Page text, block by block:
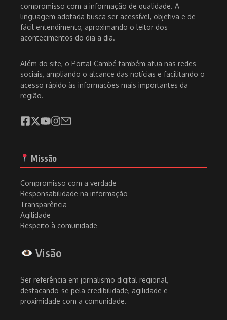
compromisso com a informação de qualidade. A
linguagem adotada busca ser acessível, objetiva e de
fácil entendimento, aproximando o leitor dos
acontecimentos do dia a dia.
Além do site, o Portal Cambé também atua nas redes
sociais, ampliando o alcance das notícias e facilitando o
acesso rápido às informações mais importantes da
região.
Missão
Compromisso com a verdade
Responsabilidade na informação
Transparência
Agilidade
Respeito à comunidade
Visão
Ser referência em jornalismo digital regional,
destacando-se pela credibilidade, agilidade e
proximidade com a comunidade.